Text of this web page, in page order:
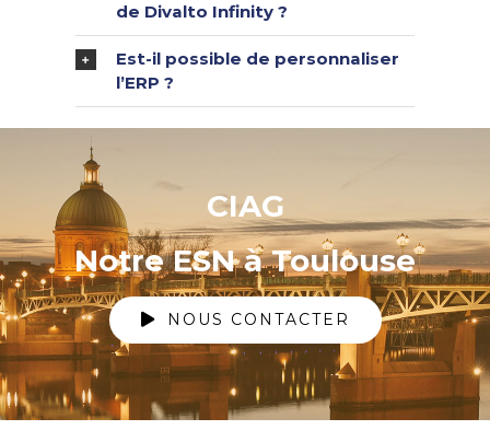
de Divalto Infinity ?
Est-il possible de personnaliser
l’ERP ?
CIAG
Notre ESN à Toulouse
NOUS CONTACTER